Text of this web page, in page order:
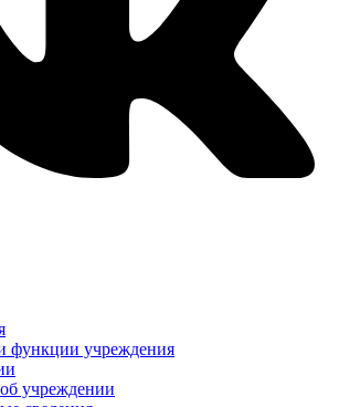
функции учреждения
учреждении